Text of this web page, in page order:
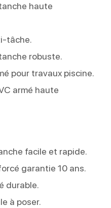
haute
tâche.
robuste.
pour travaux piscine.
armé haute
facile et rapide.
garantie 10 ans.
durable.
à poser.